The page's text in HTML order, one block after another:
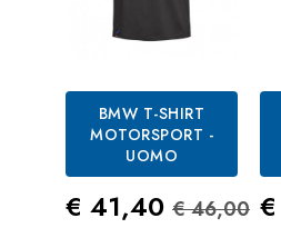
BMW T-SHIRT
MOTORSPORT -
UOMO
Prezzo
€ 41,40 Prezzo
€ 46,00